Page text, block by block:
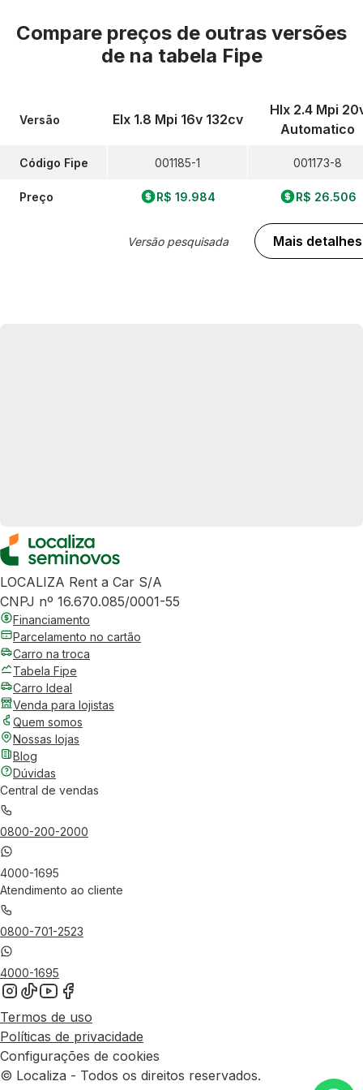
Compare preços de outras versões
de na tabela Fipe
Versão
Código Fipe
Preço
Elx 1.8 Mpi 16v 132cv
001185-1
R$ 19.984
Versão pesquisada
Hlx 2.4 Mpi
Automatico
001173-8
R$ 26.506
Mais detalhes
LOCALIZA Rent a Car S/A
CNPJ nº 16.670.085/0001-55
Financiamento
Parcelamento no cartão
Carro na troca
Tabela Fipe
Carro Ideal
Venda para lojistas
Quem somos
Nossas lojas
Blog
Dúvidas
Central de vendas
0800-200-2000
4000-1695
Atendimento ao cliente
0800-701-2523
4000-1695
Termos de uso
Políticas de privacidade
Configurações de cookies
© Localiza - Todos os direitos reservados.